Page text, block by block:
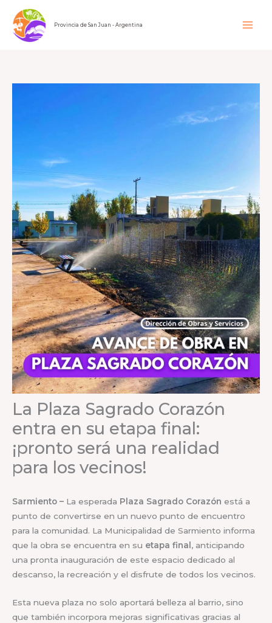
contenido
Provincia de San Juan - Argentina
La Plaza Sagrado Corazón
entra en su etapa final:
¡pronto será una realidad
para los vecinos!
Sarmiento – La esperada Plaza Sagrado Corazón está a
punto de convertirse en un nuevo punto de encuentro
para la comunidad. La Municipalidad de Sarmiento informa
que la obra se encuentra en su etapa final , anticipando
una pronta inauguración de este espacio dedicado al
descanso, la recreación y el disfrute de todos los vecinos.
Esta nueva plaza no solo aportará belleza al barrio, sino
que también incorpora mejoras significativas gracias al